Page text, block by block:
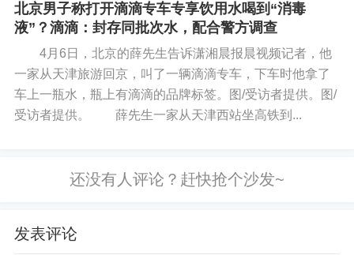
北京男子称打开滴滴专车专享饮用水喝到“消毒
液”？滴滴：封存同批次水，配合警方调查
4月6日，北京的薛先生告诉潇湘晨报晨视频记者，他
一家从天津旅游回京，叫了一辆滴滴专车，下车时他拿了
车上一瓶水，瓶上有滴滴的品牌标签。图/受访者提供。图/
受访者提供。 薛先生一家从天津西站坐高铁到...
发表评论